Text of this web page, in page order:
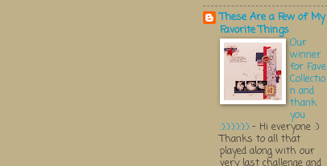
These Are a Few of My
Favorite Things
Our
winner
for Fave
Collectio
n and
thank
you
:):):):):):) - Hi everyone :)
Thanks to all that
played along with our